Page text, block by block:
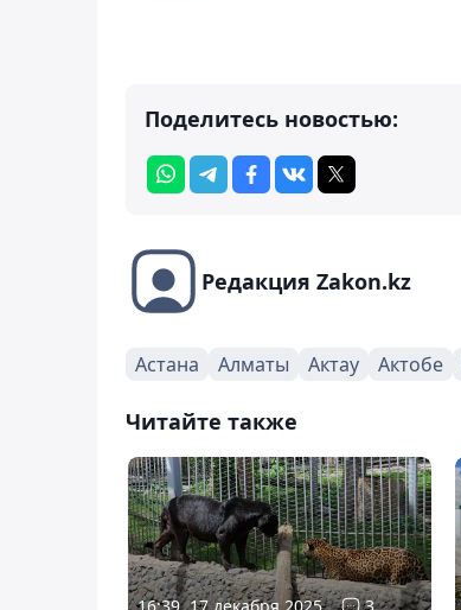
Поделитесь новостью:
Редакция Zakon.kz
Астана Алматы Актау Актобе
Читайте также